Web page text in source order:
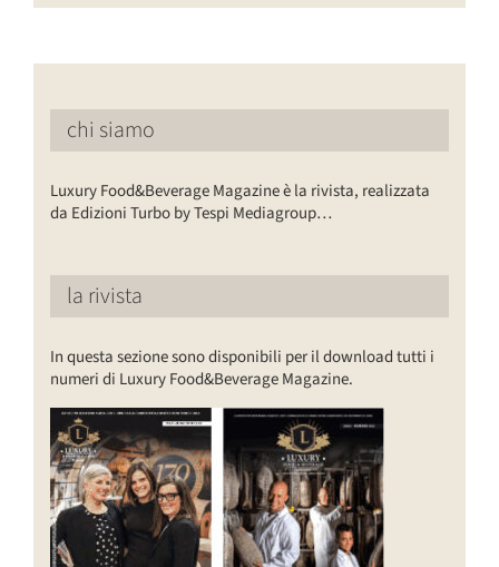
chi siamo
Luxury Food&Beverage Magazine è la rivista, realizzata
da Edizioni Turbo by Tespi Mediagroup…
la rivista
In questa sezione sono disponibili per il download tutti i
numeri di Luxury Food&Beverage Magazine.